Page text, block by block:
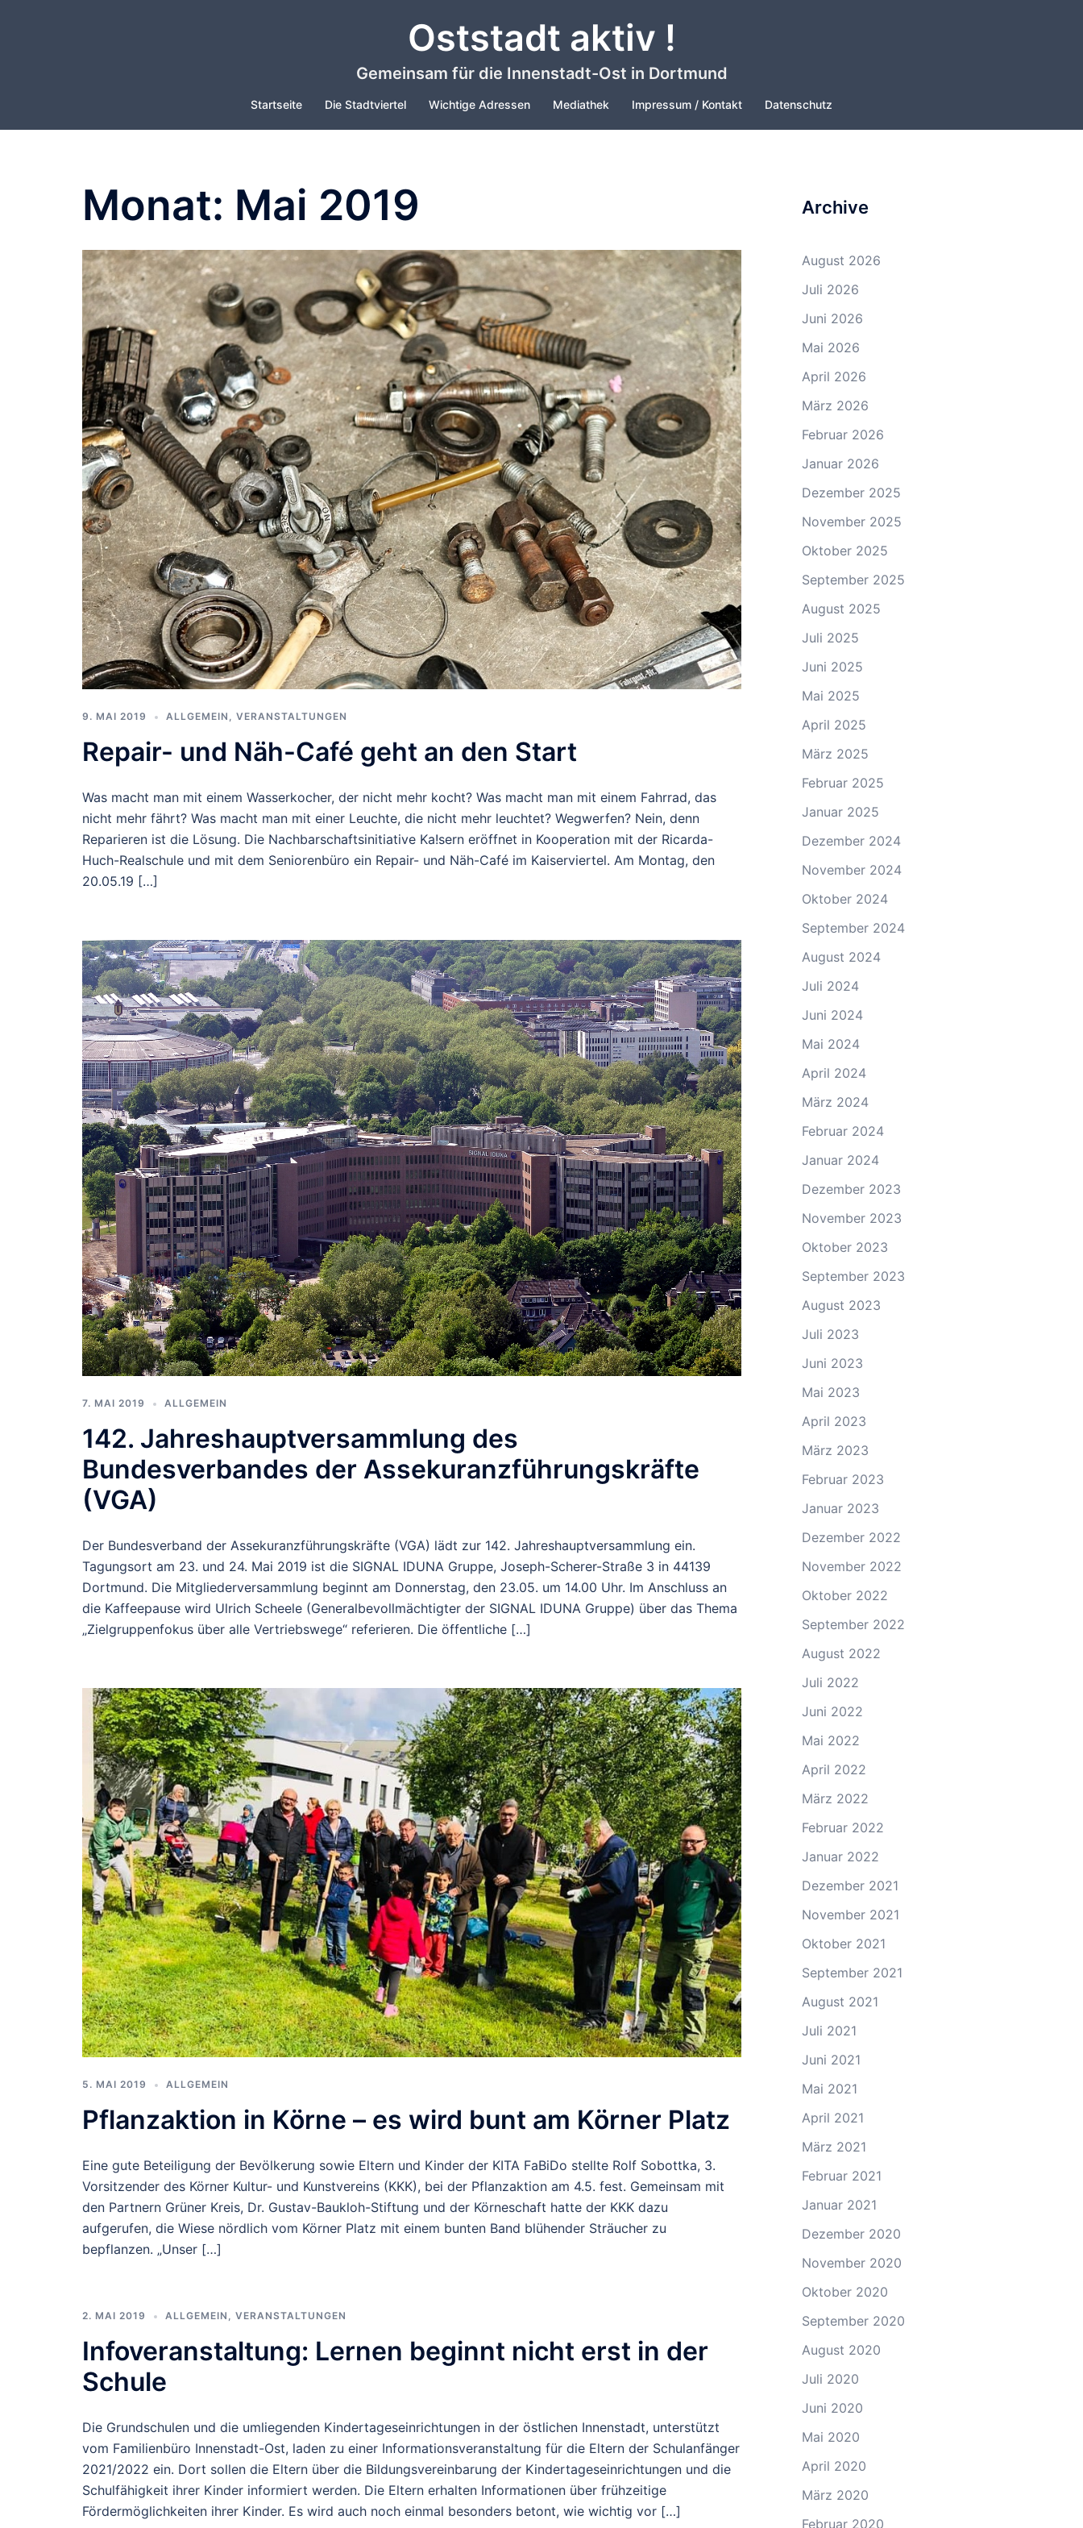
Oststadt aktiv !
Gemeinsam für die Innenstadt-Ost in Dortmund
Startseite Die Stadtviertel Wichtige Adressen Mediathek Impressum / Kontakt Datenschutz
Monat: Mai 2019
9. MAI 2019 ALLGEMEIN , VERANSTALTUNGEN
Repair- und Näh-Café geht an den Start
Was macht man mit einem Wasserkocher, der nicht mehr kocht? Was macht man mit einem Fahrrad, das
nicht mehr fährt? Was macht man mit einer Leuchte, die nicht mehr leuchtet? Wegwerfen? Nein, denn
Reparieren ist die Lösung. Die Nachbarschaftsinitiative Ka!sern eröffnet in Kooperation mit der Ricarda-
Huch-Realschule und mit dem Seniorenbüro ein Repair- und Näh-Café im Kaiserviertel. Am Montag, den
20.05.19 […]
7. MAI 2019 ALLGEMEIN
142. Jahreshauptversammlung des
Bundesverbandes der Assekuranzführungskräfte
(VGA)
Der Bundesverband der Assekuranzführungskräfte (VGA) lädt zur 142. Jahreshauptversammlung ein.
Tagungsort am 23. und 24. Mai 2019 ist die SIGNAL IDUNA Gruppe, Joseph-Scherer-Straße 3 in 44139
Dortmund. Die Mitgliederversammlung beginnt am Donnerstag, den 23.05. um 14.00 Uhr. Im Anschluss an
die Kaffeepause wird Ulrich Scheele (Generalbevollmächtigter der SIGNAL IDUNA Gruppe) über das Thema
„Zielgruppenfokus über alle Vertriebswege“ referieren. Die öffentliche […]
5. MAI 2019 ALLGEMEIN
Pflanzaktion in Körne – es wird bunt am Körner Platz
Eine gute Beteiligung der Bevölkerung sowie Eltern und Kinder der KITA FaBiDo stellte Rolf Sobottka, 3.
Vorsitzender des Körner Kultur- und Kunstvereins (KKK), bei der Pflanzaktion am 4.5. fest. Gemeinsam mit
den Partnern Grüner Kreis, Dr. Gustav-Baukloh-Stiftung und der Körneschaft hatte der KKK dazu
aufgerufen, die Wiese nördlich vom Körner Platz mit einem bunten Band blühender Sträucher zu
bepflanzen. „Unser […]
2. MAI 2019 ALLGEMEIN , VERANSTALTUNGEN
Infoveranstaltung: Lernen beginnt nicht erst in der
Schule
Die Grundschulen und die umliegenden Kindertageseinrichtungen in der östlichen Innenstadt, unterstützt
vom Familienbüro Innenstadt-Ost, laden zu einer Informationsveranstaltung für die Eltern der Schulanfänger
2021/2022 ein. Dort sollen die Eltern über die Bildungsvereinbarung der Kindertageseinrichtungen und die
Schulfähigkeit ihrer Kinder informiert werden. Die Eltern erhalten Informationen über frühzeitige
Fördermöglichkeiten ihrer Kinder. Es wird auch noch einmal besonders betont, wie wichtig vor […]
Archive
August 2026
Juli 2026
Juni 2026
Mai 2026
April 2026
März 2026
Februar 2026
Januar 2026
Dezember 2025
November 2025
Oktober 2025
September 2025
August 2025
Juli 2025
Juni 2025
Mai 2025
April 2025
März 2025
Februar 2025
Januar 2025
Dezember 2024
November 2024
Oktober 2024
September 2024
August 2024
Juli 2024
Juni 2024
Mai 2024
April 2024
März 2024
Februar 2024
Januar 2024
Dezember 2023
November 2023
Oktober 2023
September 2023
August 2023
Juli 2023
Juni 2023
Mai 2023
April 2023
März 2023
Februar 2023
Januar 2023
Dezember 2022
November 2022
Oktober 2022
September 2022
August 2022
Juli 2022
Juni 2022
Mai 2022
April 2022
März 2022
Februar 2022
Januar 2022
Dezember 2021
November 2021
Oktober 2021
September 2021
August 2021
Juli 2021
Juni 2021
Mai 2021
April 2021
März 2021
Februar 2021
Januar 2021
Dezember 2020
November 2020
Oktober 2020
September 2020
August 2020
Juli 2020
Juni 2020
Mai 2020
April 2020
März 2020
Februar 2020